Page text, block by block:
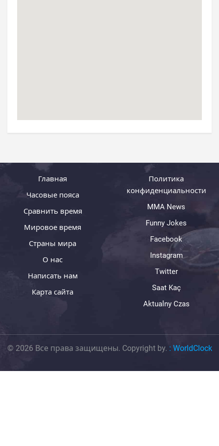
Главная
Часовые пояса
Сравнить время
Мировое время
Страны мира
О нас
Написать нам
Карта сайта
Политика
конфиденциальности
MMA News
Funny Jokes
Facebook
Instagram
Twitter
Saat Kaç
Aktualny Czas
© 2026 Все права защищены. Copyright by. : WorldClock